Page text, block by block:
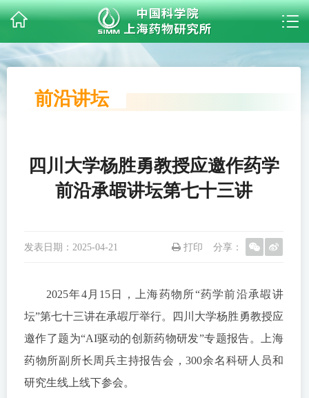
前沿讲坛
四川大学杨胜勇教授应邀作药学
前沿承嘏讲坛第七十三讲
发表日期： 2025-04-21 分享：
打印
2025年4月15日，上海药物所“药学前沿承嘏讲
坛”第七十三讲在承嘏厅举行。四川大学杨胜勇教授应
邀作了题为“AI驱动的创新药物研发”专题报告。上海
药物所副所长周兵主持报告会，300余名科研人员和
研究生线上线下参会。